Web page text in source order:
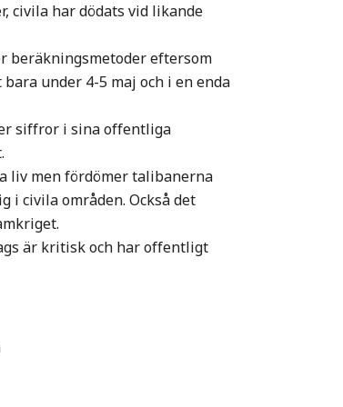
civila har dödats vid likande
beräkningsmetoder eftersom
under 4-5 maj och i en enda
siffror i sina offentliga
liv men fördömer talibanerna
i civila områden. Också det
är kritisk och har offentligt